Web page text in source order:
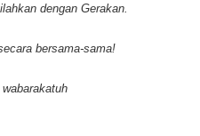
dengan Gerakan.
bersama-sama!